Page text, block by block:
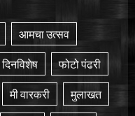
आमचा उत्सव
दिनविशेष फोटो पंढरी
मी वारकरी मुलाखत